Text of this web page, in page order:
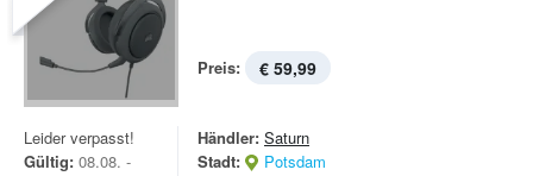
Preis: € 59,99
Leider verpasst!
Gültig: 08.08. -
Händler: Saturn
Stadt:
Potsdam